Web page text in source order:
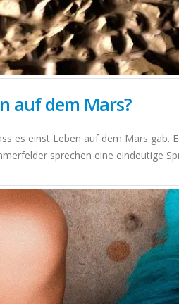
auf dem Mars?
es einst Leben auf dem Mars
sprechen eine eindeutige